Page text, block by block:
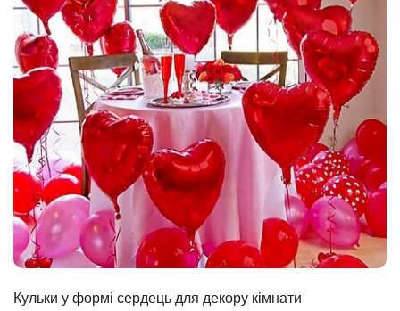
Кульки у формі сердець для декору кімнати